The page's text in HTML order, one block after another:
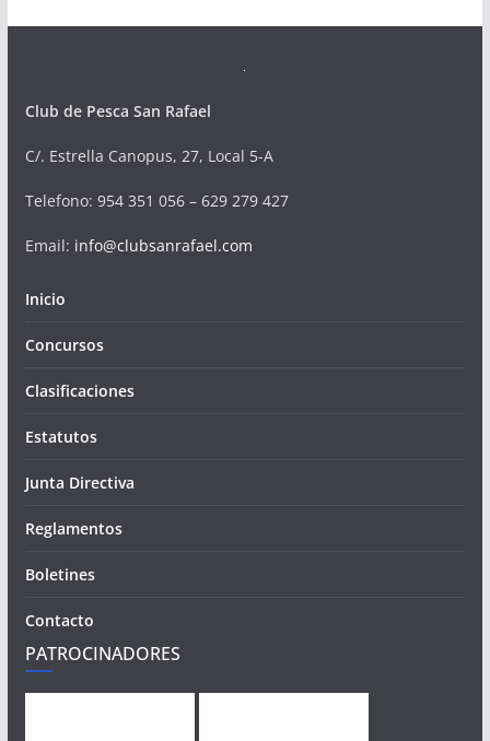
Club de Pesca San Rafael
C/. Estrella Canopus, 27, Local 5-A
Telefono: 954 351 056 – 629 279 427
Email: info@clubsanrafael.com
Inicio
Concursos
Clasificaciones
Estatutos
Junta Directiva
Reglamentos
Boletines
Contacto
PATROCINADORES